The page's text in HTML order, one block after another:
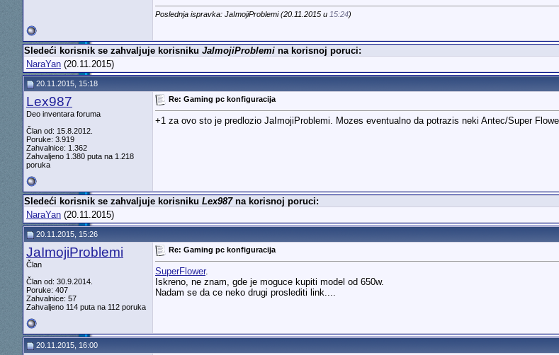
Poslednja ispravka: JaImojiProblemi (20.11.2015 u 15:24)
Sledeći korisnik se zahvaljuje korisniku JaImojiProblemina korisnoj poruci:
NaraYan(20.11.2015)
20.11.2015, 15:18
Lex987
Deo inventara foruma
Član od: 15.8.2012.
Poruke: 3.919
Zahvalnice: 1.362
Zahvaljeno 1.380 puta na 1.218
poruka
Re: Gaming pc konfiguracija
+1 za ovo sto je predlozio JaImojiProblemi. Mozes eventualno da potrazis neki Antec/Super
Sledeći korisnik se zahvaljuje korisniku Lex987na korisnoj poruci:
NaraYan(20.11.2015)
20.11.2015, 15:26
JaImojiProblemi
Član
Član od: 30.9.2014.
Poruke: 407
Zahvalnice: 57
Zahvaljeno 114 puta na 112 poruka
Re: Gaming pc konfiguracija
SuperFlower.
Iskreno, ne znam, gde je moguce kupiti model od 650w.
Nadam se da ce neko drugi proslediti link....
20.11.2015, 16:00